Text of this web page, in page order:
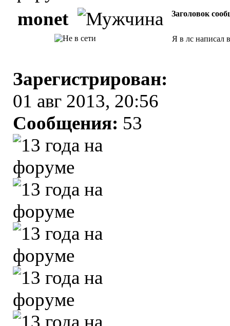
monet Заголовок
Зарегистрирован:
01 авг 2013, 20:56
Сообщения: 53
Я в лс написал